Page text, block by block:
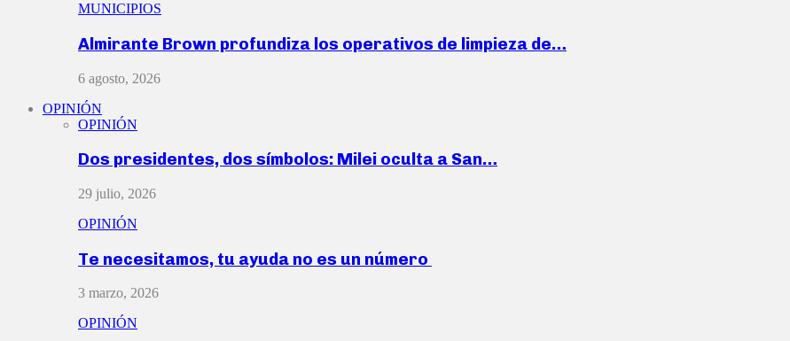
MUNICIPIOS
Almirante Brown profundiza los operativos de limpieza de…
6 agosto, 2026
OPINIÓN
OPINIÓN
Dos presidentes, dos símbolos: Milei oculta a San…
29 julio, 2026
OPINIÓN
Te necesitamos, tu ayuda no es un número
3 marzo, 2026
OPINIÓN